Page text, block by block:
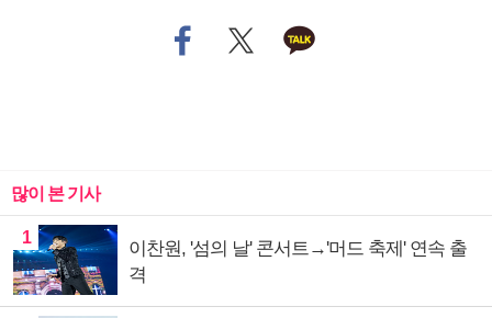
많이 본 기사
1
이찬원, '섬의 날' 콘서트→'머드 축제' 연속 출
격